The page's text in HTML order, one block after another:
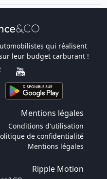
qui réalisent
leur budget carburant !
Mentions légales
Conditions d'utilisation
de confidentialité
Mentions légales
Ripple Motion